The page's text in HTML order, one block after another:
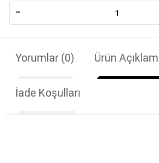
-
Yorumlar (0) Ürün
İade Koşulları